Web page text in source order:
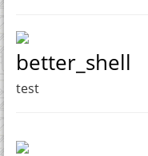
better_shell
test